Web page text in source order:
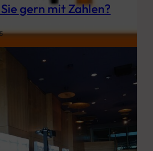
gern mit Zahlen?